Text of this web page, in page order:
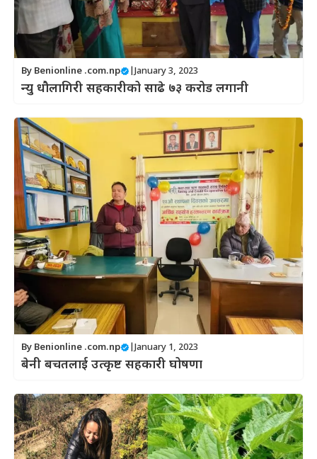
By Benionline .com.np January 3, 2023
न्यु धौलागिरी सहकारीको साढे ७३ करोड लगानी
By Benionline .com.np January 1, 2023
बेनी बचतलाई उत्कृष्ट सहकारी घोषणा